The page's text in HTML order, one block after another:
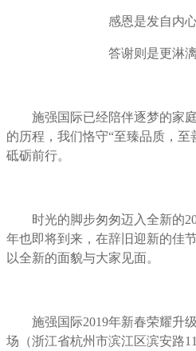
感恩是发自内
答谢则是更淋
施强国际已经陪伴逐梦的家
的历程，我们恪守“至臻品质，至
砥砺前行。
时光的脚步匆匆迈入全新的
年也即将到来，在辞旧迎新的佳
以全新的面貌与大家见面。
施强国际2019年新春荣耀升
场（浙江省杭州市滨江区滨安路